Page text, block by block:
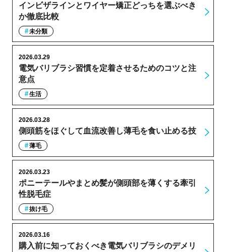
インビザラインとワイヤー矯正どっちを選ぶべき
か徹底比較
未分類
電気バリブラシ習慣を定着させるためのコツと注
意点
2026.03.29
生活
側頭筋をほぐして血流改善し薄毛を食い止める技
2026.03.28
薄毛
ポニーテールやまとめ髪が側頭部を薄くする牽引
性脱毛症
2026.03.23
抜け毛
購入前に知っておくべき電気バリブラシのデメリ
2026.03.16